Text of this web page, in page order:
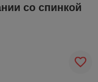
со спинкой